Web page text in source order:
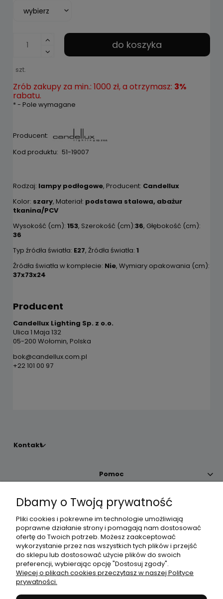
szt.
do koszyka
Zrób zakupy za min.: 1000 zł, a otrzymasz: 3%
rabatu.
*- Pole wymagane
Producent:
Kod produktu: 51-19007
Rodzaj: lampy podłogowe, Producent: Candellux
Kolor: szary, Materiał: podstawa stalowa, abażur
tkanina/PCV
Wysokość (cm): 153, Szerokość (cm):36, Głębokość (cm):
36
Typ źródła światła: E27, Źródła światła: 1
Źródła światła w komplecie: Nie, Wymiary opakowania (cm):
37x73x24
Producent
Candellux Lighting Sp. z o.o.
Ulica 1 Maja 132
05-200 Wołomin, Polska
bok@candellux.com.pl
+22 101 00 97
Kontakt
Pomoc
Moje konto
Płatności i dostawa
Informacje
Dbamy o Twoją prywatność
Pliki cookies i pokrewne im technologie umożliwiają
poprawne działanie strony i pomagają nam dostosować
ofertę do Twoich potrzeb. Możesz zaakceptować
wykorzystanie przez nas wszystkich tych plików i przejść
do sklepu lub dostosować użycie plików do swoich
preferencji, wybierając opcję "Dostosuj zgody".
Więcej o plikach cookies przeczytasz w naszej Polityce
prywatności.